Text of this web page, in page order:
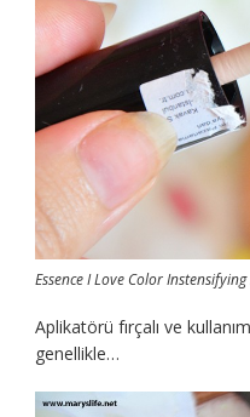
Essence I Love Color
Aplikatörü fırçalı ve
genellikle…